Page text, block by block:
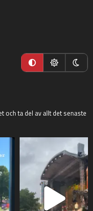
och ta del av allt det senaste